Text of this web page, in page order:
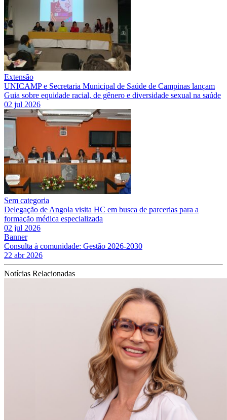
Extensão
UNICAMP e Secretaria Municipal de Saúde de Campinas lançam
Guia sobre equidade racial, de gênero e diversidade sexual na saúde
02 jul 2026
Sem categoria
Delegação de Angola visita HC em busca de parcerias para a
formação médica especializada
02 jul 2026
Banner
Consulta à comunidade: Gestão 2026-2030
22 abr 2026
Notícias Relacionadas